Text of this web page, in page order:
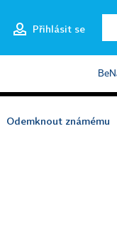
Přihlásit se
Odemknout známému